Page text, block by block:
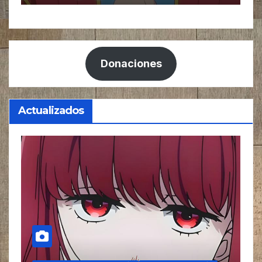
Donaciones
Actualizados